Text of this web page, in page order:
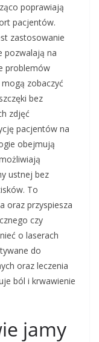
poprawiają
pacjentów.
zastosowanie
pozwalają na
problemów
zobaczyć
bez
zdjęć
pacjentów na
obejmują
ustnej bez
To
oraz przyspiesza
czy
o laserach
do
oraz leczenia
ból i krwawienie
jamy